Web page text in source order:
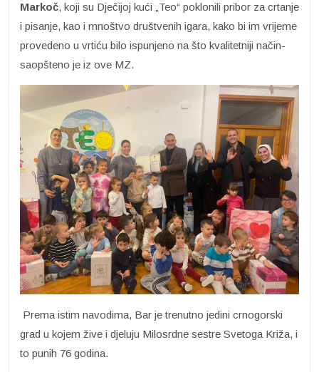
Markoč, koji su Dječijoj kući „Teo“ poklonili pribor za crtanje
i pisanje, kao i mnoštvo društvenih igara, kako bi im vrijeme
provedeno u vrtiću bilo ispunjeno na što kvalitetniji način-
saopšteno je iz ove MZ.
Prema istim navodima, Bar je trenutno jedini crnogorski
grad u kojem žive i djeluju Milosrdne sestre Svetoga Križa, i
to punih 76 godina.